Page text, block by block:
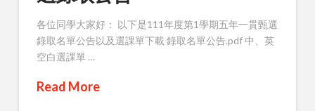
各位同學大家好： 以下是111年度第1學期五年一貫甄選
錄取名單公告以及選課單下載 錄取名單公告.pdf 中、英
空白選課單 …
Read More